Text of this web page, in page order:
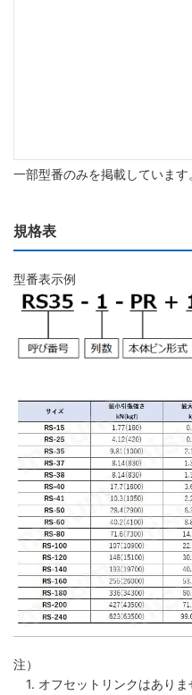
一部型番のみを掲載していま
規格表
型番表示例
注）
1. オフセットリンクはありま